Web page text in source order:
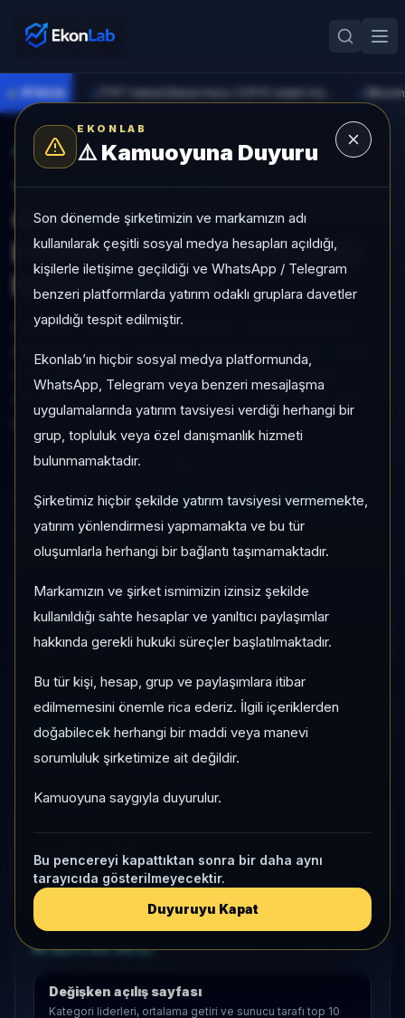
EKONLAB
⚠️Kamuoyuna Duyuru
Son dönemde şirketimizin ve markamızın adı
kullanılarak çeşitli sosyal medya hesapları açıldığı,
kişilerle iletişime geçildiği ve WhatsApp / Telegram
benzeri platformlarda yatırım odaklı gruplara davetler
yapıldığı tespit edilmiştir.
Ekonlab’ın hiçbir sosyal medya platformunda,
WhatsApp, Telegram veya benzeri mesajlaşma
uygulamalarında yatırım tavsiyesi verdiği herhangi bir
grup, topluluk veya özel danışmanlık hizmeti
bulunmamaktadır.
Şirketimiz hiçbir şekilde yatırım tavsiyesi vermemekte,
yatırım yönlendirmesi yapmamakta ve bu tür
oluşumlarla herhangi bir bağlantı taşımamaktadır.
Markamızın ve şirket ismimizin izinsiz şekilde
kullanıldığı sahte hesaplar ve yanıltıcı paylaşımlar
hakkında gerekli hukuki süreçler başlatılmaktadır.
Bu tür kişi, hesap, grup ve paylaşımlara itibar
edilmemesini önemle rica ederiz. İlgili içeriklerden
doğabilecek herhangi bir maddi veya manevi
sorumluluk şirketimize ait değildir.
Kamuoyuna saygıyla duyurulur.
Bu pencereyi kapattıktan sonra bir daha aynı
tarayıcıda gösterilmeyecektir.
Duyuruyu Kapat
● PİYASA
AI Fon Radar Değişken
SUNUCU TARAFI FON GIRIŞI
GARANTİ PORTFÖY
FİNANSAL TEKNOLOJİLER
DEĞİŞKEN FON
GARANTİ PORTFÖY FİNANSAL TEKNOLOJİLER
DEĞİŞKEN FON, Değişken kategorisinde son 1 ayda
+%2,29 getiri, kategori içinde momentum sırası
yoğunluğu ile izlenebilen bir fondur.
GZZ Değişken
Son fiyat: 6,991879 TEFAS'ta İşlem Görüyor
Son işlem farkı:0 gün
1 AY VE 3 AY PERFORMANS
+%2,29
3 Ay:+%8,77
KATEGORI KONUMU
45/160
Momentum bazlı kategori içi sıra
Aktif KAP
1 ay net akış911,8 B• Yatırımcı-24
Araştırma Akışı
Değişken açılış sayfası
Kategori liderleri, ortalama getiri ve sunucu tarafı top 10